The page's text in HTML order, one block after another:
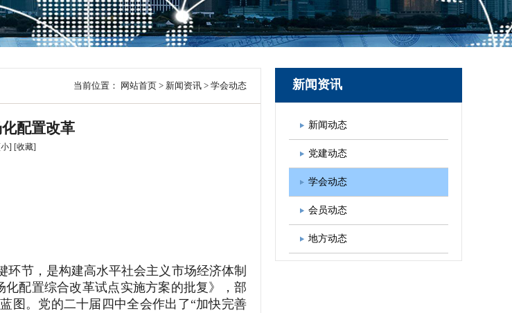
图解 图书出版 学会发展规划
当前位置： 网站首页 > 新闻资讯 > 学会动态
配置改革
] [收藏]
节，是构建高水平社会主义市场经济体制
配置综合改革试点实施方案的批复》，部
图。党的二十届四中全会作出了“加快完善
新闻资讯
新闻动态
党建动态
学会动态
会员动态
地方动态